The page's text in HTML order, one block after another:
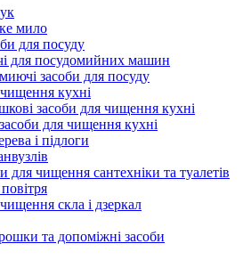
мило
для посуду
для посудомийних машин
миючі засоби для посуду
кухні
засоби для чищення кухні
засоби для чищення кухні
і підлоги
для чищення сантехніки та туалетів
скла і дзеркал
та допоміжні засоби